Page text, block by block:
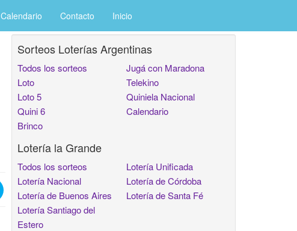
Calendario Contacto Inicio
Sorteos Loterías Argentinas
Todos los sorteos
Loto
Loto 5
Quini 6
Brinco
Jugá con Maradona
Telekino
Quiniela Nacional
Calendario
Lotería la Grande
Todos los sorteos
Lotería Nacional
Lotería de Buenos Aires
Lotería Santiago del
Estero
Lotería Unificada
Lotería de Córdoba
Lotería de Santa Fé